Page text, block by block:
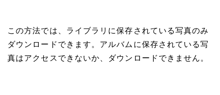
この方法では、ライブラリに保存されている写真のみ
ダウンロードできます。アルバムに保存されている写
真はアクセスできないか、ダウンロードできません。